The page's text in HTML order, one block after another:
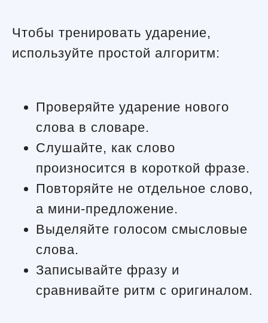
Чтобы тренировать ударение,
используйте простой алгоритм:
Проверяйте ударение нового
слова в словаре.
Слушайте, как слово
произносится в короткой фразе.
Повторяйте не отдельное слово,
а мини-предложение.
Выделяйте голосом смысловые
слова.
Записывайте фразу и
сравнивайте ритм с оригиналом.